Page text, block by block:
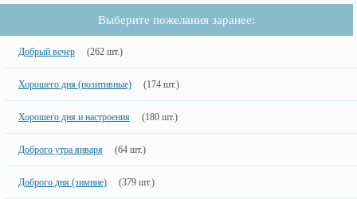
Выберите пожелания заранее:
Добрый вечер (262 шт.)
Хорошего дня (позитивные) (174 шт.)
Хорошего дня и настроения (180 шт.)
Доброго утра января (64 шт.)
Доброго дня (зимние) (379 шт.)